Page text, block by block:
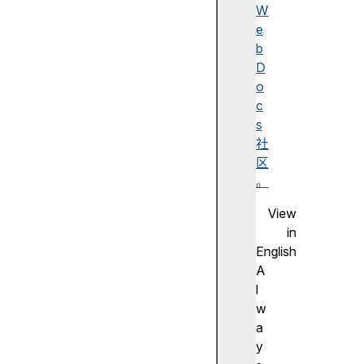
W
e
b
D
o
c
s
社
区
。
View
in
English
A
l
w
a
y